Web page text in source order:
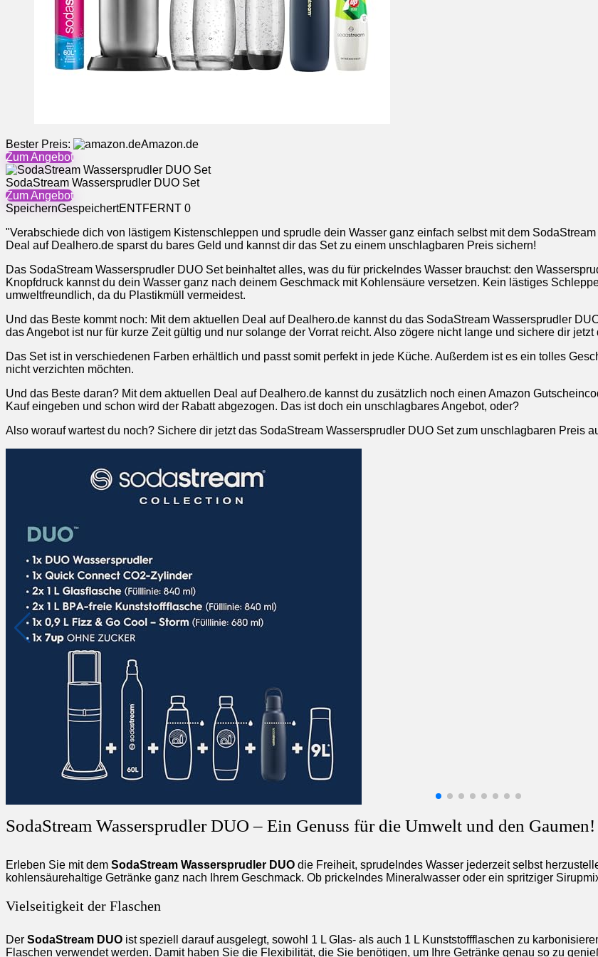
Bester Preis:
Amazon.de
Zum Angebot
SodaStream Wassersprudler DUO Set
Zum Angebot
SpeichernGespeichertENTFERNT 0
"Verabschiede dich von lästigem Kistenschleppen und sprudle dein Wasser ganz einfach selbst mit dem
Deal auf Dealhero.de sparst du bares Geld und kannst dir das Set zu einem unschlagbaren Preis sichern!
Das SodaStream Wassersprudler DUO Set beinhaltet alles, was du für prickelndes Wasser brauchst: den
Knopfdruck kannst du dein Wasser ganz nach deinem Geschmack mit Kohlensäure versetzen. Kein lästiges
umweltfreundlich, da du Plastikmüll vermeidest.
Und das Beste kommt noch: Mit dem aktuellen Deal auf Dealhero.de kannst du das SodaStream Wassersprudler
das Angebot ist nur für kurze Zeit gültig und nur solange der Vorrat reicht. Also zögere nicht lange und sichere dir
Das Set ist in verschiedenen Farben erhältlich und passt somit perfekt in jede Küche. Außerdem ist es ein tolles
nicht verzichten möchten.
Und das Beste daran? Mit dem aktuellen Deal auf Dealhero.de kannst du zusätzlich noch einen Amazon
Kauf eingeben und schon wird der Rabatt abgezogen. Das ist doch ein unschlagbares Angebot, oder?
Also worauf wartest du noch? Sichere dir jetzt das SodaStream Wassersprudler DUO Set zum unschlagbaren Preis
SodaStream Wassersprudler DUO – Ein Genuss für die Umwelt und den Gaumen!
Erleben Sie mit dem SodaStream Wassersprudler DUO die Freiheit, sprudelndes Wasser jederzeit selbst
kohlensäurehaltige Getränke ganz nach Ihrem Geschmack. Ob prickelndes Mineralwasser oder ein spritziger
Vielseitigkeit der Flaschen
Der SodaStream DUO ist speziell darauf ausgelegt, sowohl 1 L Glas- als auch 1 L Kunststoffflaschen zu
Flaschen verwendet werden. Damit haben Sie die Flexibilität, die Sie benötigen, um Ihre Getränke genau so zu